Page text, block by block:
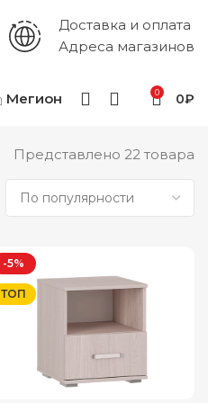
Доставка и оплата
Адреса магазинов
Мегион 0 0₽
Представлено 22 товара
-5%
ТОП